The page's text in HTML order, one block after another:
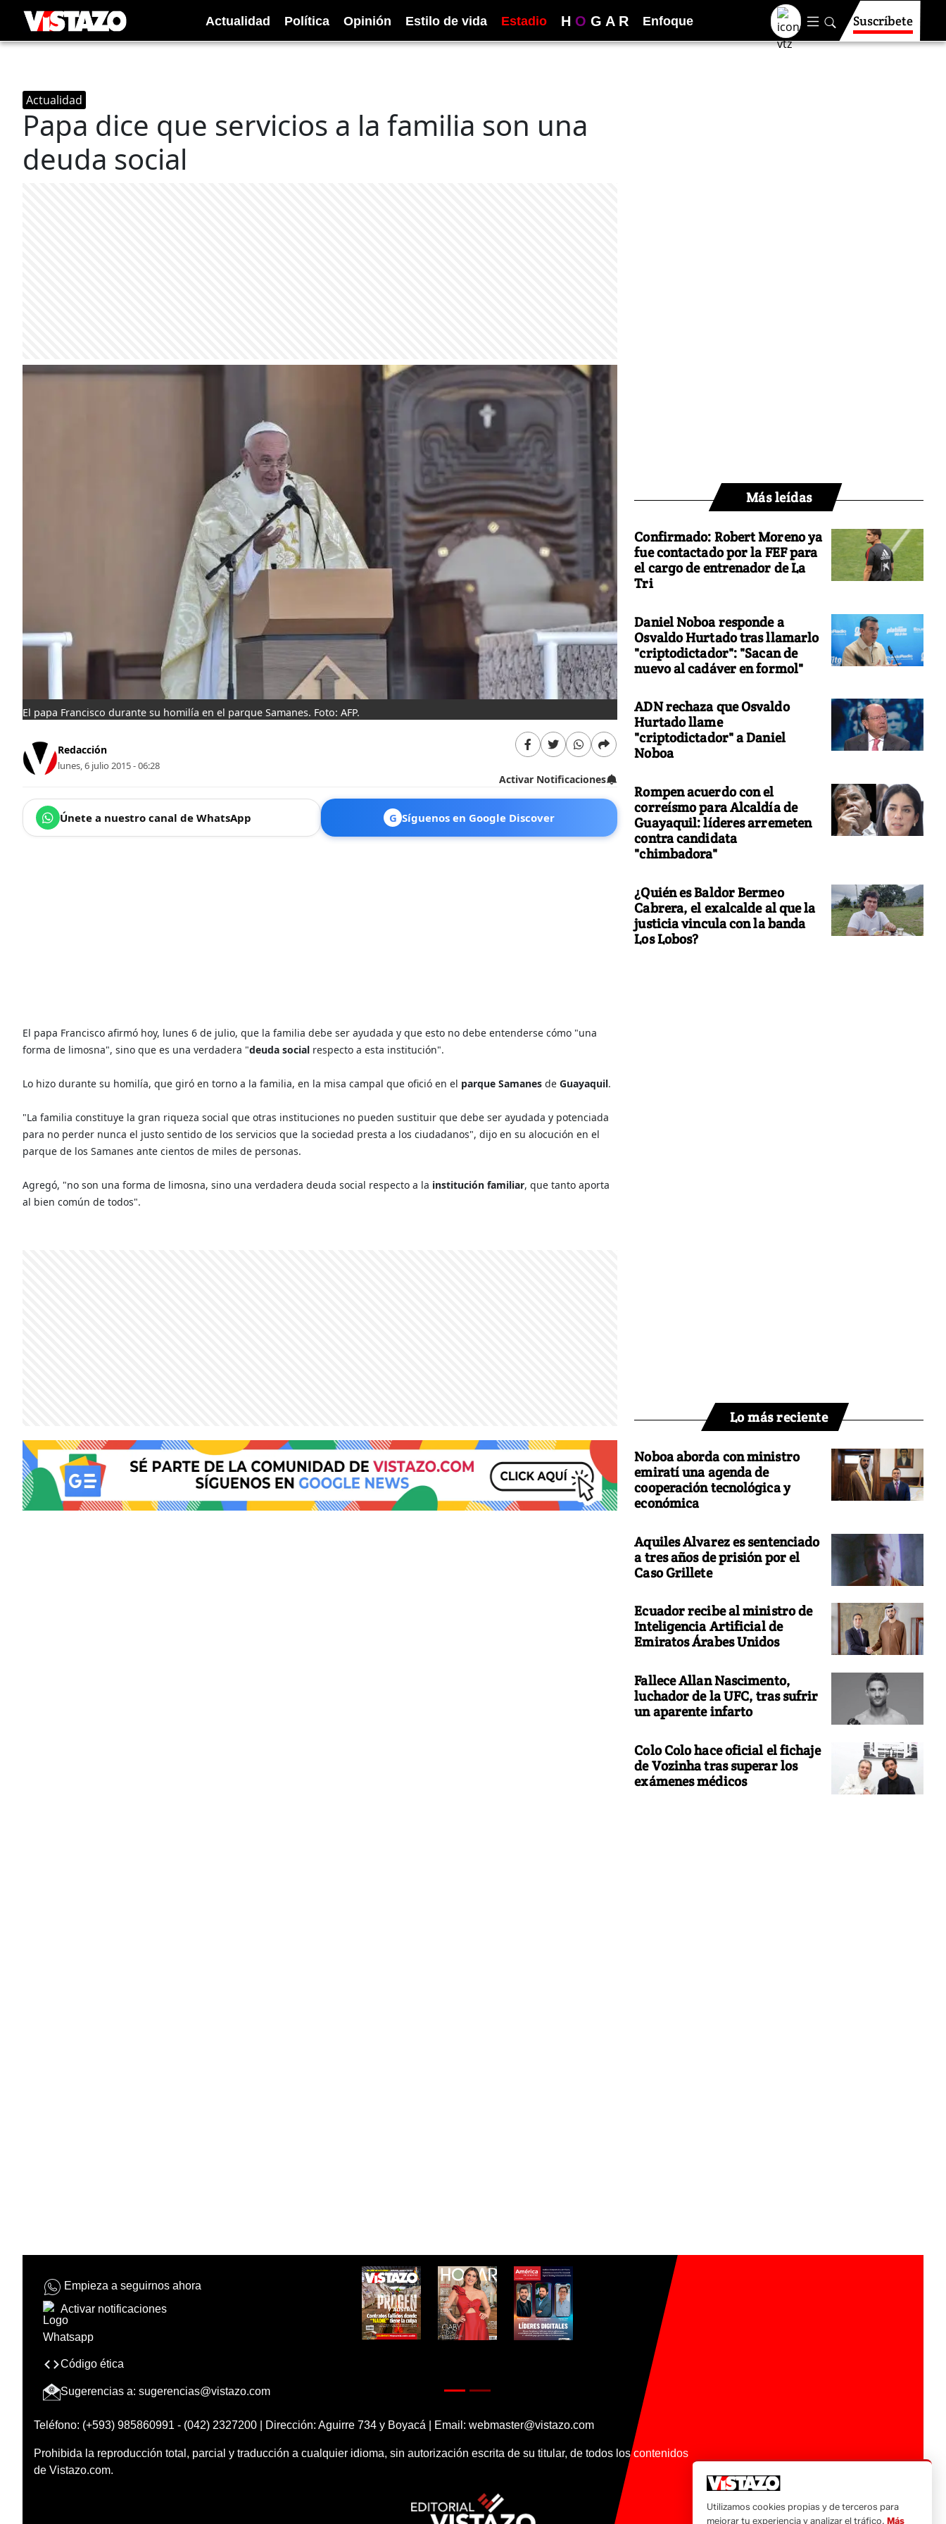
Actualidad Política Opinión Estilo de vida Estadio H O G A R Enfoque Suscríbete
Actualidad
Papa dice que servicios a la familia son una
deuda social
El papa Francisco durante su homilía en el parque Samanes. Foto: AFP.
Redacción
lunes, 6 julio 2015 - 06:28
Activar Notificaciones
Únete a nuestro canal de WhatsApp G Síguenos en Google Discover
El papa Francisco afirmó hoy, lunes 6 de julio, que la familia debe ser ayudada y que esto no debe entenderse cómo "una
forma de limosna", sino que es una verdadera "deuda social respecto a esta institución".
Lo hizo durante su homilía, que giró en torno a la familia, en la misa campal que ofició en el parque Samanes de Guayaquil.
"La familia constituye la gran riqueza social que otras instituciones no pueden sustituir que debe ser ayudada y potenciada
para no perder nunca el justo sentido de los servicios que la sociedad presta a los ciudadanos", dijo en su alocución en el
parque de los Samanes ante cientos de miles de personas.
Agregó, "no son una forma de limosna, sino una verdadera deuda social respecto a la institución familiar, que tanto aporta
al bien común de todos".
Más leídas
Confirmado: Robert Moreno ya
fue contactado por la FEF para
el cargo de entrenador de La
Tri
Daniel Noboa responde a
Osvaldo Hurtado tras llamarlo
"criptodictador": "Sacan de
nuevo al cadáver en formol"
ADN rechaza que Osvaldo
Hurtado llame
"criptodictador" a Daniel
Noboa
Rompen acuerdo con el
correísmo para Alcaldía de
Guayaquil: líderes arremeten
contra candidata
"chimbadora"
¿Quién es Baldor Bermeo
Cabrera, el exalcalde al que la
justicia vincula con la banda
Los Lobos?
Lo más reciente
Noboa aborda con ministro
emiratí una agenda de
cooperación tecnológica y
económica
Aquiles Alvarez es sentenciado
a tres años de prisión por el
Caso Grillete
Ecuador recibe al ministro de
Inteligencia Artificial de
Emiratos Árabes Unidos
Fallece Allan Nascimento,
luchador de la UFC, tras sufrir
un aparente infarto
Colo Colo hace oficial el fichaje
de Vozinha tras superar los
exámenes médicos
Empieza a seguirnos ahora
Activar notificaciones
Código ética
Sugerencias a: sugerencias@vistazo.com
Teléfono: (+593) 985860991 - (042) 2327200 | Dirección: Aguirre 734 y Boyacá | Email: webmaster@vistazo.com
Prohibida la reproducción total, parcial y traducción a cualquier idioma, sin autorización escrita de su titular, de todos los contenidos
de Vistazo.com.
Utilizamos cookies propias y de terceros para
mejorar tu experiencia y analizar el tráfico. Más